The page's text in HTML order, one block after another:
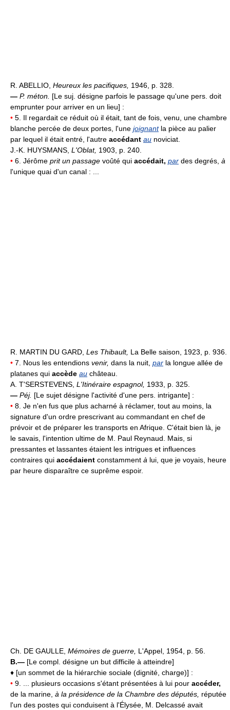
R. ABELLIO, Heureux les pacifiques, 1946, p. 328.
— P. méton. [Le suj. désigne parfois le passage qu'une pers. doit
emprunter pour arriver en un lieu] :
• 5. Il regardait ce réduit où il était, tant de fois, venu, une chambre
blanche percée de deux portes, l'une joignant la pièce au palier
par lequel il était entré, l'autre accédant au noviciat.
J.-K. HUYSMANS, L'Oblat, 1903, p. 240.
• 6. Jérôme prit un passage voûté qui accédait, par des degrés, à
l'unique quai d'un canal : ...
R. MARTIN DU GARD, Les Thibault, La Belle saison, 1923, p. 936.
• 7. Nous les entendions venir, dans la nuit, par la longue allée de
platanes qui accède au château.
A. T'SERSTEVENS, L'Itinéraire espagnol, 1933, p. 325.
— Péj. [Le sujet désigne l'activité d'une pers. intrigante] :
• 8. Je n'en fus que plus acharné à réclamer, tout au moins, la
signature d'un ordre prescrivant au commandant en chef de
prévoir et de préparer les transports en Afrique. C'était bien là, je
le savais, l'intention ultime de M. Paul Reynaud. Mais, si
pressantes et lassantes étaient les intrigues et influences
contraires qui accédaient constamment à lui, que je voyais, heure
par heure disparaître ce suprême espoir.
Ch. DE GAULLE, Mémoires de guerre, L'Appel, 1954, p. 56.
B.— [Le compl. désigne un but difficile à atteindre]
♦ [un sommet de la hiérarchie sociale (dignité, charge)] :
• 9. ... plusieurs occasions s'étant présentées à lui pour accéder,
de la marine, à la présidence de la Chambre des députés, réputée
l'un des postes qui conduisent à l'Élysée, M. Delcassé avait